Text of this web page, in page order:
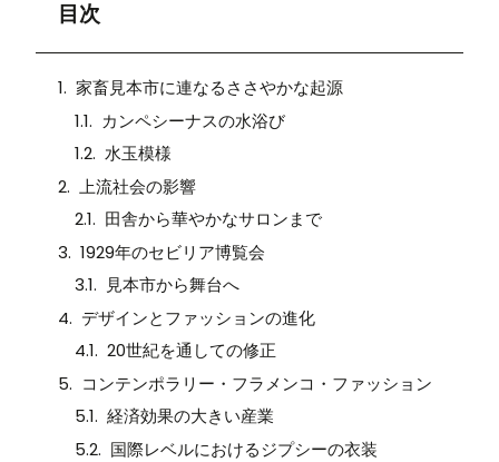
目次
家畜見本市に連なるささやかな起源
カンペシーナスの水浴び
水玉模様
上流社会の影響
田舎から華やかなサロンまで
1929年のセビリア博覧会
見本市から舞台へ
デザインとファッションの進化
20世紀を通しての修正
コンテンポラリー・フラメンコ・ファッション
経済効果の大きい産業
国際レベルにおけるジプシーの衣装